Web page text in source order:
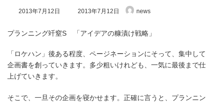
2013年7月12日
最
新
時
:
2013年7月12日 news
プランニング竏窒S 「アイデアの糠漬け戦略」
「ロケハン」後ある程度、ページネーションにそって、集中して
企画書を創っていきます。多少粗いけれども、一気に最後まで仕
上げていきます。
そこで、一旦その企画を寝かせます。正確に言うと、プランニン